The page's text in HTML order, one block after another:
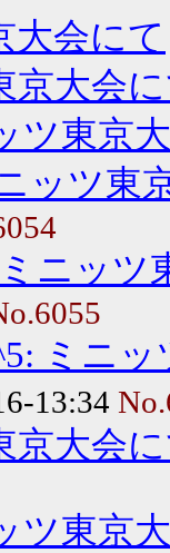
大会にて
京大会
ツ東京
ッツ東
ニッツ
ミニ
13:34
京大会
ツ東京